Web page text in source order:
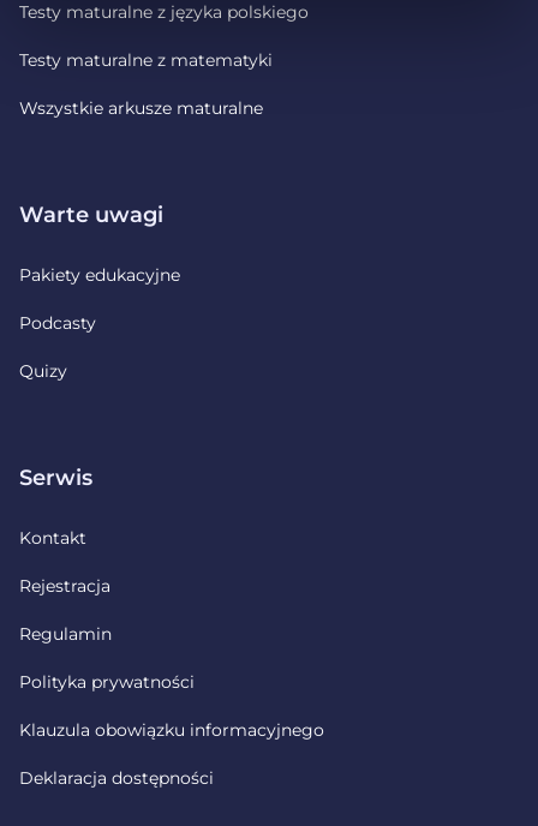
Testy maturalne z języka polskiego
Testy maturalne z matematyki
Wszystkie arkusze maturalne
Warte uwagi
Pakiety edukacyjne
Podcasty
Quizy
Serwis
Kontakt
Rejestracja
Regulamin
Polityka prywatności
Klauzula obowiązku informacyjnego
Deklaracja dostępności